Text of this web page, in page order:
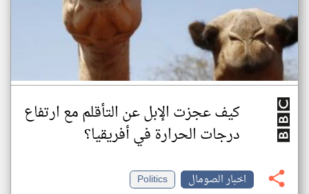
كيف عجزت الإبل عن التأقلم مع ارتفاع
درجات الحرارة في أفريقيا؟
اخبار الصومال
Politics